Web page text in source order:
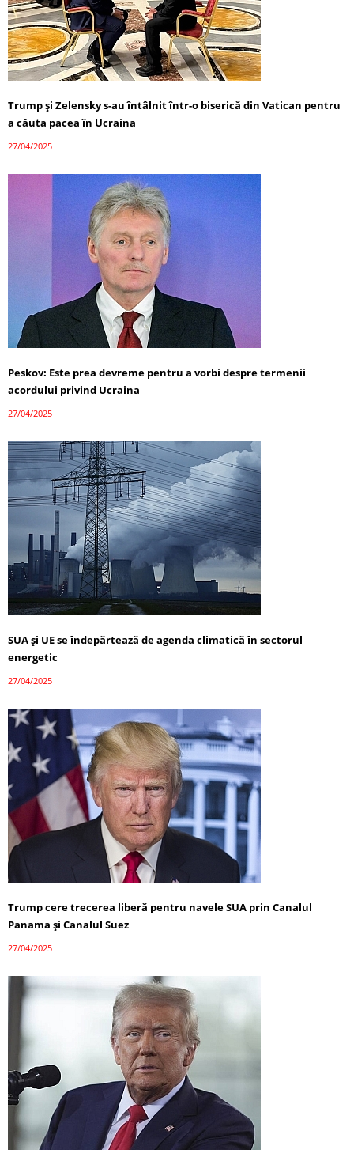
Trump și Zelensky s-au întâlnit într-o biserică din Vatican pentru
a căuta pacea în Ucraina
27/04/2025
Peskov: Este prea devreme pentru a vorbi despre termenii
acordului privind Ucraina
27/04/2025
SUA și UE se îndepărtează de agenda climatică în sectorul
energetic
27/04/2025
Trump cere trecerea liberă pentru navele SUA prin Canalul
Panama și Canalul Suez
27/04/2025